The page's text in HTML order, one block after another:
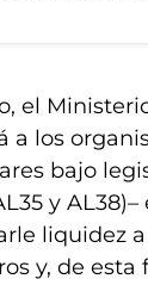
el
a los
bajo
y
liquidez
y, de esta